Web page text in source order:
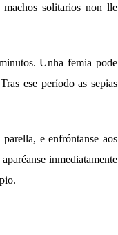
solitarios non lle
Unha femia pode
ese período as sepias
e enfróntanse aos
inmediatamente